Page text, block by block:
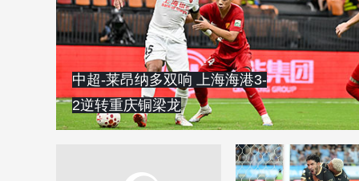
中超-莱昂纳多双响 上海海港3-
2逆转重庆铜梁龙